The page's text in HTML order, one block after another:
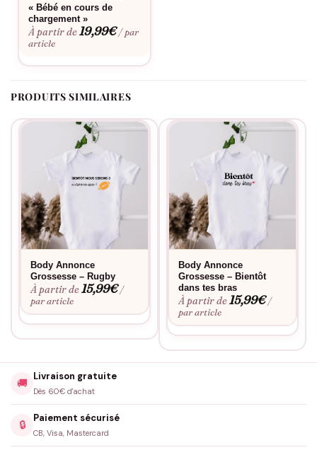
« Prépare-toi à des balades à cheval à trois ! » est bien plus
qu’une annonce : c’est la célébration d’un nouveau compagnon
de route qui, bientôt, partagera avec vous le chemin de la vie.
« Bébé en cours de
chargement »
À partir de19,99€ / par
article
PRODUITS SIMILAIRES
Body Annonce
Grossesse – Rugby
À partir de15,99€ /
par article
Body Annonce
Grossesse – Bientôt
dans tes bras
À partir de15,99€ /
par article
🚚
Livraison gratuite
Dès 60€ d'achat
🔒
Paiement sécurisé
CB, Visa, Mastercard